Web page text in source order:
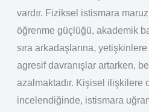
vardır. Fiziksel istismara
öğrenme güçlüğü, akademik
sıra arkadaşlarına,
agresif davranışlar artarken,
azalmaktadır. Kişisel ilişkilere
incelendiğinde, istismara